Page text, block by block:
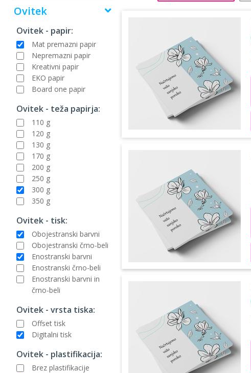
Ovitek
Ovitek - papir:
Mat premazni papir
Nepremazni papir
Kreativni papir
EKO papir
Board one papir
Ovitek - teža papirja:
110 g
120 g
130 g
170 g
200 g
250 g
300 g
350 g
Ovitek - tisk:
Obojestranski barvni
Obojestranski črno-beli
Enostranski barvni
Enostranski črno-beli
Enostranski barvni in
črno-beli
Ovitek - vrsta tiska:
Offset tisk
Digitalni tisk
Ovitek - plastifikacija:
Brez plastifikacije